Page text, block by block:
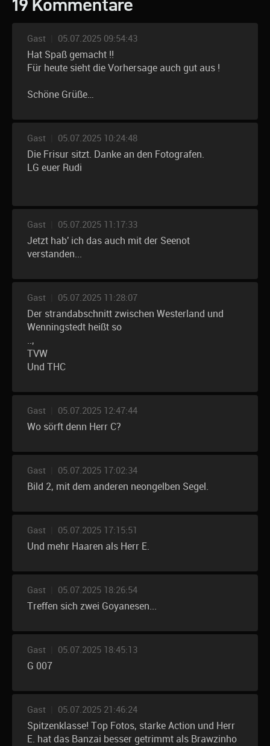
19 Kommentare
Gast 05.07.2025 09:54:43
Hat Spaß gemacht !!
Für heute sieht die Vorhersage auch gut aus !
Schöne Grüße…
Gast 05.07.2025 10:24:48
Die Frisur sitzt. Danke an den Fotografen.
LG euer Rudi
Gast 05.07.2025 11:17:33
Jetzt hab' ich das auch mit der Seenot
verstanden...
Gast 05.07.2025 11:28:07
Der strandabschnitt zwischen Westerland und
Wenningstedt heißt so
..,
TVW
Und THC
Gast 05.07.2025 12:47:44
Wo sörft denn Herr C?
Gast 05.07.2025 17:02:34
Bild 2, mit dem anderen neongelben Segel.
Gast 05.07.2025 17:15:51
Und mehr Haaren als Herr E.
Gast 05.07.2025 18:26:54
Treffen sich zwei Goyanesen...
Gast 05.07.2025 18:45:13
G 007
Gast 05.07.2025 21:46:24
Spitzenklasse! Top Fotos, starke Action und Herr
E. hat das Banzai besser getrimmt als Brawzinho